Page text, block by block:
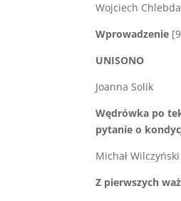
Wojciech Chlebda
Wprowadzenie
UNISONO
Joanna Solik
Wędrówka po
pytanie o
Michał Wilczyński
Z pierwszych